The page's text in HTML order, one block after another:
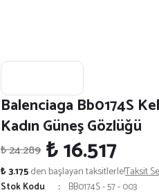
Balenciaga Bb0174S
Kadın Güneş Gözlüğü
₺ 24.289 ₺ 16.517
₺ 3.175den başlayan taksitlerle!Taksit
Stok Kodu
BB0174S - 57 - 003